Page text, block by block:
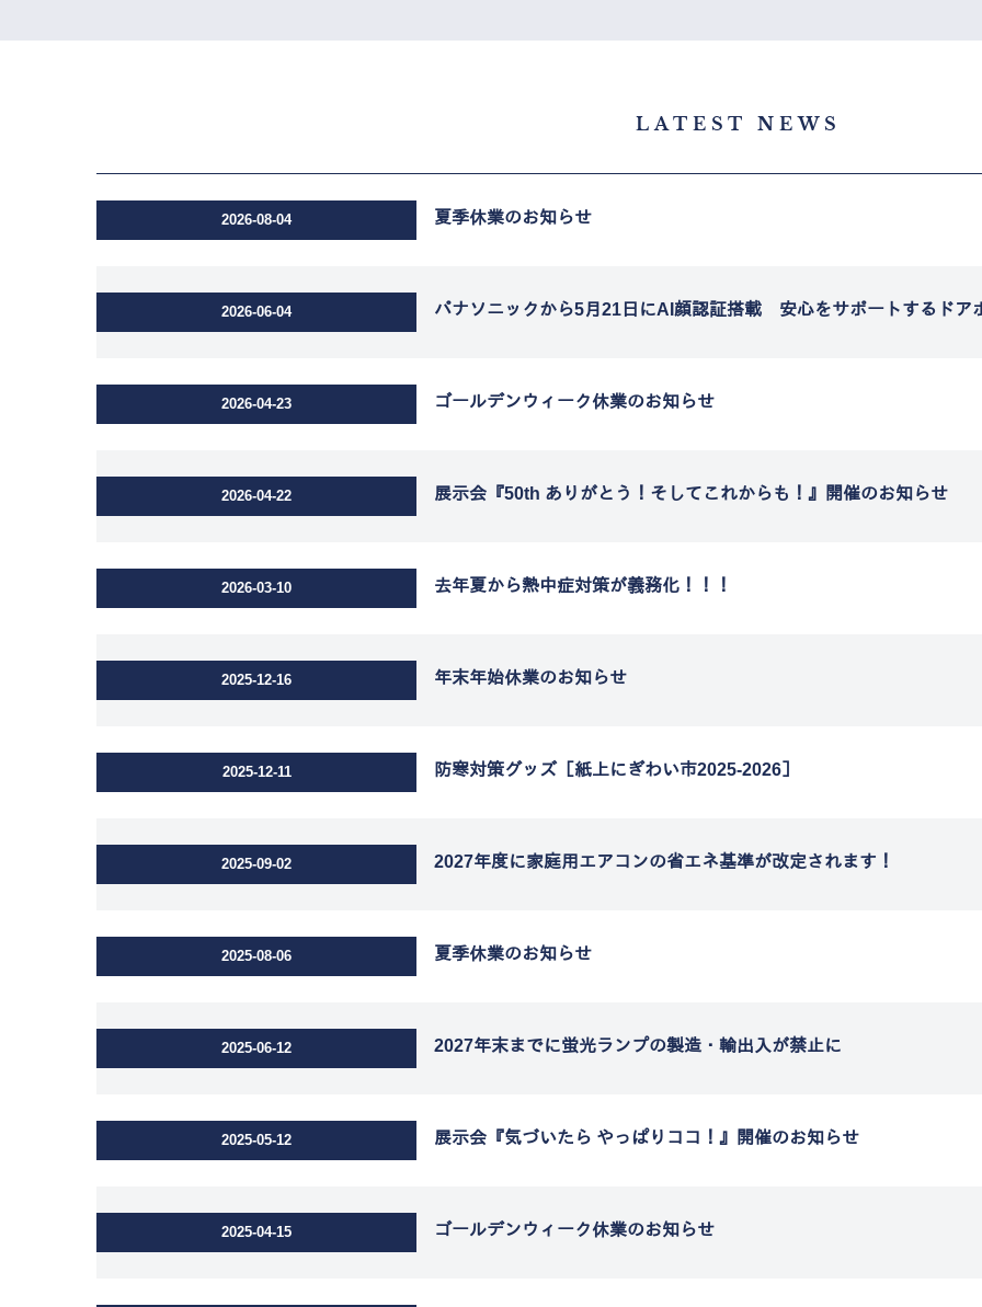
LATEST NEWS
2026-08-04 夏季休業のお知らせ
2026-06-04 パナソニックから5月21日にAI顔認証搭載 安心をサポートするドア
2026-04-23 ゴールデンウィーク休業のお知らせ
2026-04-22 展示会『50th ありがとう！そしてこれからも！』開催のお知らせ
2026-03-10 去年夏から熱中症対策が義務化！！！
2025-12-16 年末年始休業のお知らせ
2025-12-11 防寒対策グッズ［紙上にぎわい市2025-2026］
2025-09-02 2027年度に家庭用エアコンの省エネ基準が改定されます！
2025-08-06 夏季休業のお知らせ
2025-06-12 2027年末までに蛍光ランプの製造・輸出入が禁止に
2025-05-12 展示会『気づいたら やっぱりココ！』開催のお知らせ
2025-04-15 ゴールデンウィーク休業のお知らせ